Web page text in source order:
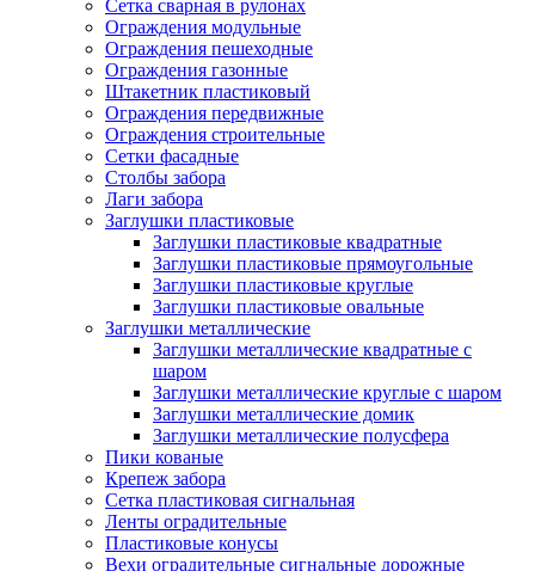
Сетка сварная в рулонах
Ограждения модульные
Ограждения пешеходные
Ограждения газонные
Штакетник пластиковый
Ограждения передвижные
Ограждения строительные
Сетки фасадные
Столбы забора
Лаги забора
Заглушки пластиковые
Заглушки пластиковые квадратные
Заглушки пластиковые прямоугольные
Заглушки пластиковые круглые
Заглушки пластиковые овальные
Заглушки металлические
Заглушки металлические квадратные с
шаром
Заглушки металлические круглые с шаром
Заглушки металлические домик
Заглушки металлические полусфера
Пики кованые
Крепеж забора
Сетка пластиковая сигнальная
Ленты оградительные
Пластиковые конусы
Вехи оградительные сигнальные дорожные